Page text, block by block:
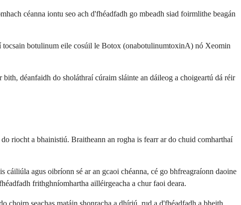
céanna iontu seo ach d'fhéadfadh go mbeadh siad foirmlithe beagán
tocsain botulinum eile cosúil le Botox (onabotulinumtoxinA) nó Xeomin
déanfaidh do sholáthraí cúraim sláinte an dáileog a choigeartú dá réir
riocht a bhainistiú. Braitheann an rogha is fearr ar do chuid comharthaí
agus oibríonn sé ar an gcaoi chéanna, cé go bhfreagraíonn daoine
frithghníomhartha ailléirgeacha a chur faoi deara.
seachas matáin shonracha a dhíriú, rud a d'fhéadfadh a bheith